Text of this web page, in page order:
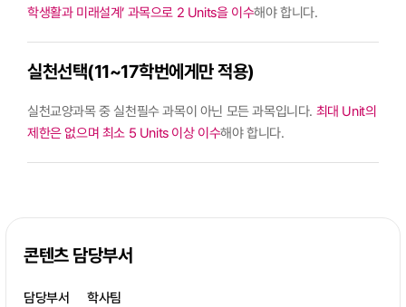
학생활과 미래설계’ 과목으로 2 Units을 이수해야 합니다.
실천선택(11~17학번에게만 적용)
실천교양과목 중 실천필수 과목이 아닌 모든 과목입니다. 최대 Unit의
제한은 없으며 최소 5 Units 이상 이수해야 합니다.
콘텐츠 담당부서
담당부서
학사팀